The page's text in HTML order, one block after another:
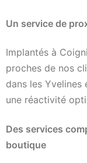
Un service de
Implantés à
proches de nos
dans les Yvelines
une réactivité
Des services
boutique